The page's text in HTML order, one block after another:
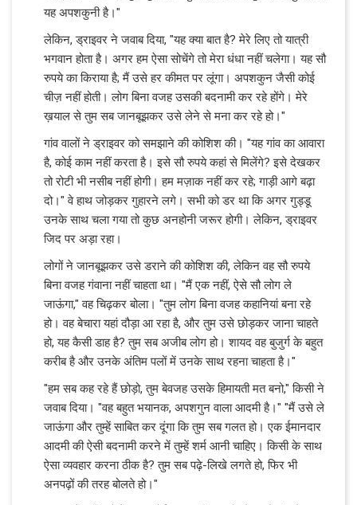
यह अपशकुनी है।"
लेकिन, ड्राइवर ने जवाब दिया, "यह क्या बात है? मेरे लिए तो यात्री
भगवान होता है। अगर हम ऐसा सोचेंगे तो मेरा धंधा नहीं चलेगा। यह सौ
रुपये का किराया है; मैं उसे हर कीमत पर लूंगा। अपशकुन जैसी कोई
चीज़ नहीं होती। लोग बिना वजह उसकी बदनामी कर रहे होंगे। मेरे
ख़याल से तुम सब जानबूझकर उसे लेने से मना कर रहे हो।"
गांव वालों ने ड्राइवर को समझाने की कोशिश की। "यह गांव का आवारा
है, कोई काम नहीं करता है। इसे सौ रुपये कहां से मिलेंगे? इसे देखकर
तो रोटी भी नसीब नहीं होगी। हम मज़ाक नहीं कर रहे; गाड़ी आगे बढ़ा
दो।" वे हाथ जोड़कर गुहारने लगे। सभी को डर था कि अगर गुड्डू
उनके साथ चला गया तो कुछ अनहोनी जरूर होगी। लेकिन, ड्राइवर
जिद पर अड़ा रहा।
लोगों ने जानबूझकर उसे डराने की कोशिश की, लेकिन वह सौ रुपये
बिना वजह गंवाना नहीं चाहता था। "मैं एक नहीं, ऐसे सौ लोग ले
जाऊंगा," वह चिढ़कर बोला। "तुम लोग बिना वजह कहानियां बना रहे
हो। वह बेचारा यहां दौड़ा आ रहा है, और तुम उसे छोड़कर जाना चाहते
हो, यह कैसी डाह है? तुम सब अजीब लोग हो। शायद वह बुजुर्ग के बहुत
करीब है और उनके अंतिम पलों में उनके साथ रहना चाहता है।"
"हम सब कह रहे हैं छोड़ो, तुम बेवजह उसके हिमायती मत बनो," किसी ने
जवाब दिया। "वह बहुत भयानक, अपशगुन वाला आदमी है।" "मैं उसे ले
जाऊंगा और तुम्हें साबित कर दूंगा कि तुम सब गलत हो। एक ईमानदार
आदमी की ऐसी बदनामी करने में तुम्हें शर्म आनी चाहिए। किसी के साथ
ऐसा व्यवहार करना ठीक है? तुम सब पढ़े-लिखे लगते हो, फिर भी
अनपढ़ों की तरह बोलते हो।"